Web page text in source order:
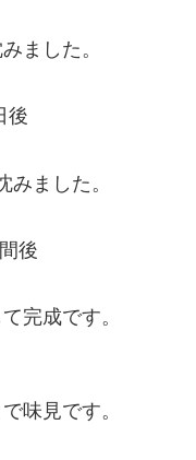
ました。
後
みました。
後
完成です。
味見です。